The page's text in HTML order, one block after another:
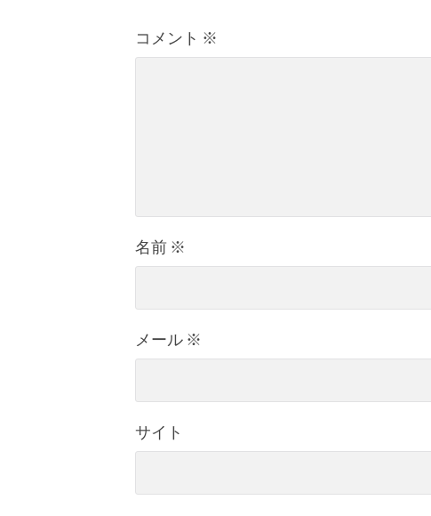
コメント ※
名前 ※
メール ※
サイト